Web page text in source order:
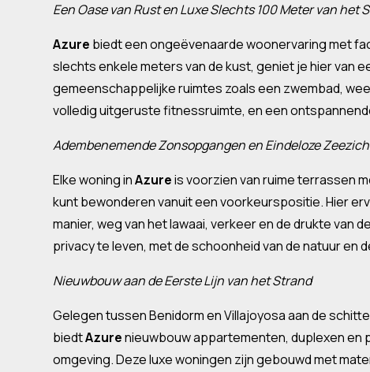
Een Oase van Rust en Luxe Slechts 100 Meter van het
Azure biedt een ongeëvenaarde woonervaring met
slechts enkele meters van de kust, geniet je hier van
gemeenschappelijke ruimtes zoals een zwembad,
volledig uitgeruste fitnessruimte, en een
Adembenemende Zonsopgangen en Eindeloze
Elke woning inAzureis voorzien van ruime terrassen
kunt bewonderen vanuit een voorkeurspositie. Hier
manier, weg van het lawaai, verkeer en de drukte van
privacy te leven, met de schoonheid van de natuur en
Nieuwbouw aan de Eerste Lijn van het Strand
Gelegen tussen Benidorm en Villajoyosa aan de
biedtAzurenieuwbouw appartementen, duplexen en
omgeving. Deze luxe woningen zijn gebouwd met